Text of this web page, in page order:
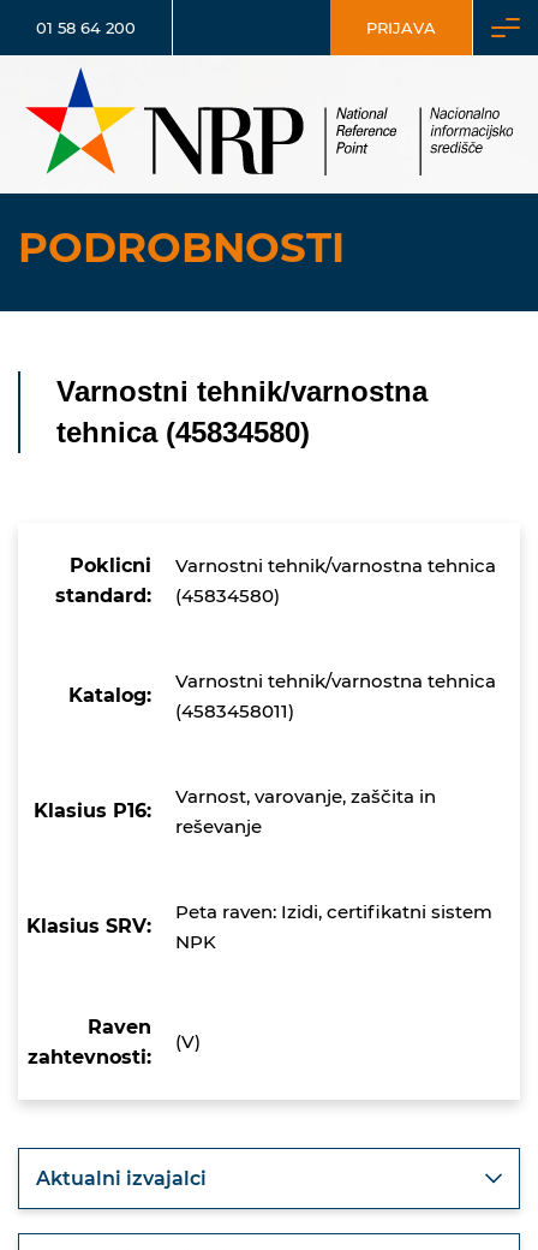
01 58 64 200 PRIJAVA
PODROBNOSTI
Varnostni tehnik/varnostna
tehnica (45834580)
Poklicni
standard:
Varnostni tehnik/varnostna tehnica
(45834580)
Katalog:
Varnostni tehnik/varnostna tehnica
(4583458011)
Klasius P16:
Varnost, varovanje, zaščita in
reševanje
Klasius SRV:
Peta raven: Izidi, certifikatni sistem
NPK
Raven
zahtevnosti:
(V)
Aktualni izvajalci